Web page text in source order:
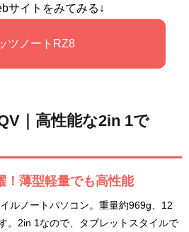
サイトをみてみる↓
ツノートRZ8
｜高性能な2in 1で
！薄型軽量でも高性能
ルノートパソコン。重量約969g、12
。2in 1なので、タブレットスタイルで